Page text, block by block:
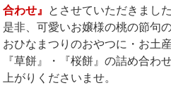
合わせ』 とさせていただきました
是非、可愛いお嬢様の桃の節句
おひなまつりのおやつに・お土
『草餅』・『桜餅』の詰め合わ
上がりくださいませ。